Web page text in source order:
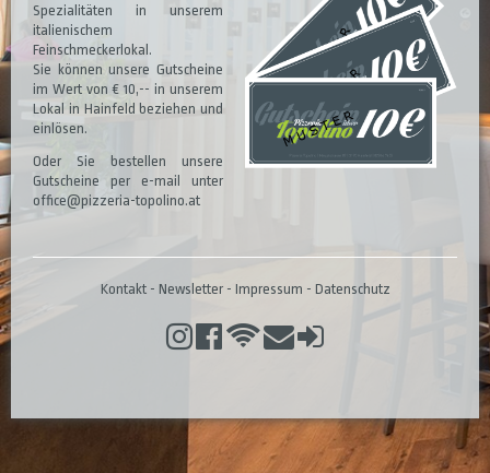
Spezialitäten in unserem
italienischem
Feinschmeckerlokal.
Sie können unsere Gutscheine
im Wert von € 10,-- in unserem
Lokal in Hainfeld beziehen und
einlösen.
Oder Sie bestellen unsere
Gutscheine per e-mail unter
office@pizzeria-topolino.at
Kontakt- Newsletter- Impressum - Datenschutz